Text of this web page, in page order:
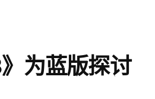
为蓝版探讨